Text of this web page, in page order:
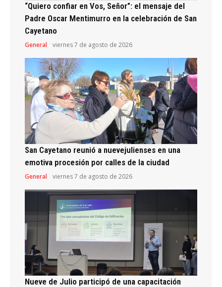
“Quiero confiar en Vos, Señor”: el mensaje del
Padre Oscar Mentimurro en la celebración de San
Cayetano
General viernes 7 de agosto de 2026
San Cayetano reunió a nuevejulienses en una
emotiva procesión por calles de la ciudad
General viernes 7 de agosto de 2026
Nueve de Julio participó de una capacitación